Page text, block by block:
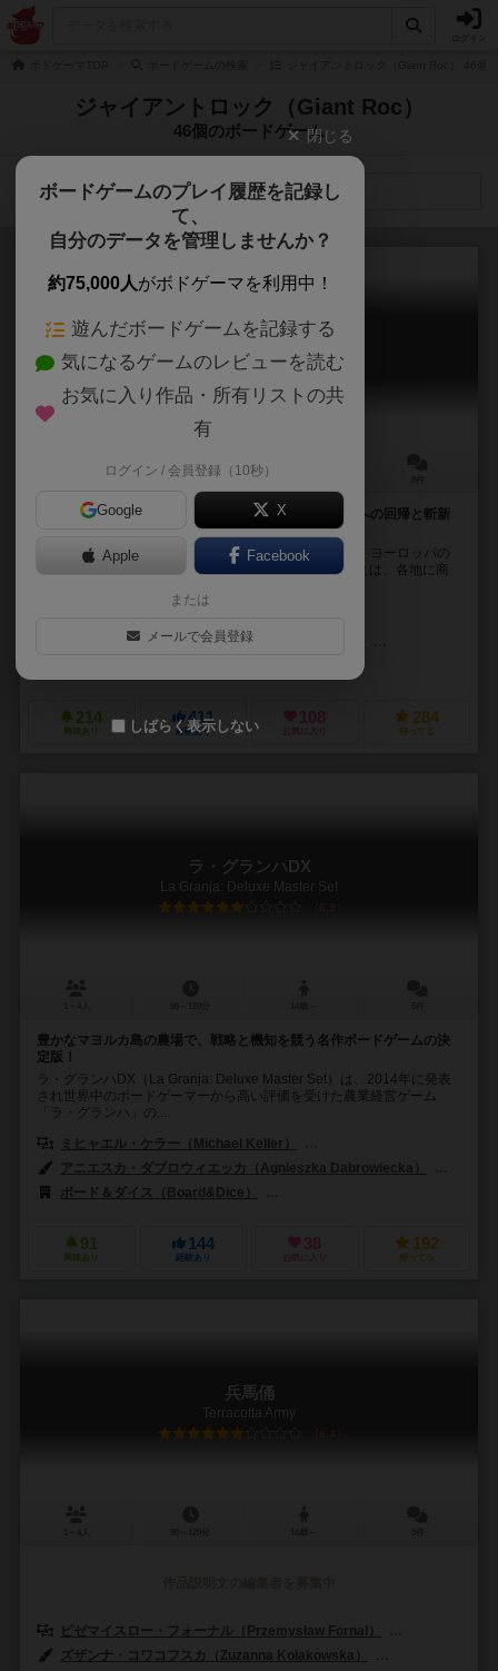
ジャイアントロック（Giant Roc）
46個のボードゲーム
検索メニュー
ティルトゥム
Tiletum
60～100分
ルチアーニ・タッシーニコンビの新作。ドイツゲームへの回帰と斬新
なダイスリムーブメントの融合！
プレイヤーは、ルネサンス期の都市ティルトゥムから、ヨーロッパの
都市を旅する(裕福な)商人となる。 旅の途中にすることは、各地に商
ジョルジョ・デ・ミケーレ（Giorgio De Michele）
デルタ ビジョン パブリッシング
214
興味あり
411
経験あり
108
お気に入り
284
持ってる
ラ・グランハDX
La Granja: Deluxe Master Set
6.9
豊かなマヨルカ島の農場で、戦略と機知を競う名作ボードゲームの決
定版！
ラ・グランハDX（La Granja: Deluxe Master Set）は、2014年に発表
され世界中のボードゲーマーから高い評価を受けた農業経営ゲーム
「ラ・グランハ」の...
ミヒャエル・ケラー（Michael Keller）
アニエスカ・ダブロウィエッカ（Agnieszka Dabrowiecka）
ボード＆ダイス（Board&Dice）
91
興味あり
144
経験あり
38
お気に入り
192
持ってる
兵馬俑
Terracotta Army
6.4
ピゼマイスロー・フォーナル（Przemysław Fornal）
ズザンナ・コワコフスカ（Zuzanna Kołakowska）
閉じる
ボードゲームのプレイ履歴を記録し
て、
自分のデータを管理しませんか？
約75,000人がボドゲーマを利用中！
遊んだボードゲームを記録する
気になるゲームのレビューを読む
お気に入り作品・所有リストの共
有
ログイン / 会員登録（10秒）
Google X
Apple Facebook
または
メールで会員登録
しばらく表示しない